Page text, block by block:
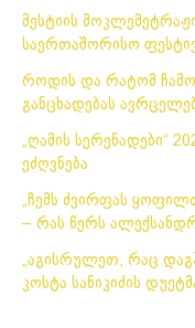
მესტიის
საერთაშორისო
როდის და რატომ
განცხადებას
„ღამის სერენადები“
ეძღვნება
„ჩემს ძვირფას
– რას წერს
„აგისრულეთ, რაც
კოსტა სანიკიძის